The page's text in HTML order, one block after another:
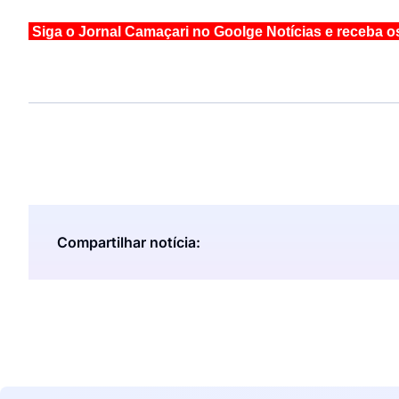
Siga o Jornal Camaçari no Goolge Notícias e receba
Compartilhar notícia: